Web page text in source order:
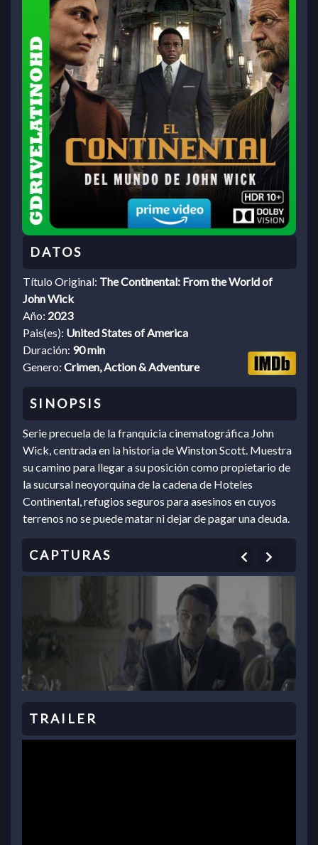
Título Original: The Continental: From the World of
John Wick
Año: 2023
Pais(es): United States of America
Duración: 90 min
Genero: Crimen, Action & Adventure
Serie precuela de la franquicia cinematográfica John
Wick, centrada en la historia de Winston Scott. Muestra
su camino para llegar a su posición como propietario de
la sucursal neoyorquina de la cadena de Hoteles
Continental, refugios seguros para asesinos en cuyos
terrenos no se puede matar ni dejar de pagar una deuda.
Previous